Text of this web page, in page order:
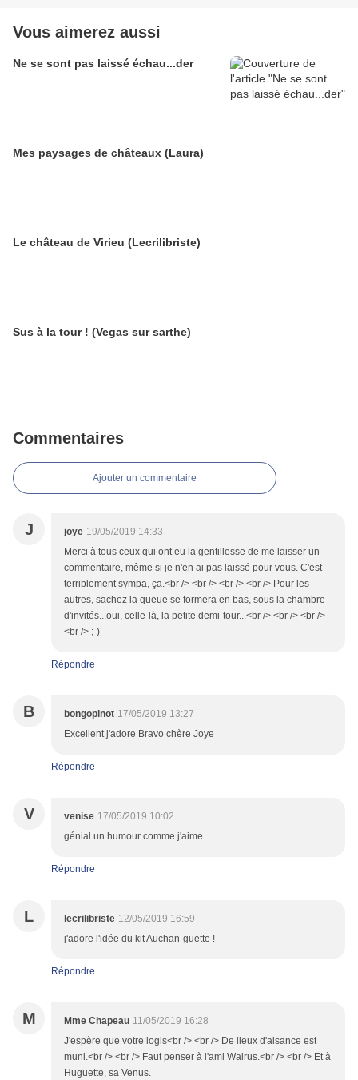
Vous aimerez aussi
Ne se sont pas laissé échau...der
Mes paysages de châteaux (Laura)
Le château de Virieu (Lecrilibriste)
Sus à la tour ! (Vegas sur sarthe)
Commentaires
Ajouter un commentaire
J joye 19/05/2019 14:33
Merci à tous ceux qui ont eu la gentillesse de me laisser un
commentaire, même si je n'en ai pas laissé pour vous. C'est
terriblement sympa, ça.<br /> <br /> <br /> <br /> Pour les
autres, sachez la queue se formera en bas, sous la chambre
d'invités...oui, celle-là, la petite demi-tour...<br /> <br /> <br />
<br /> ;-)
Répondre
B bongopinot 17/05/2019 13:27
Excellent j'adore Bravo chère Joye
Répondre
V venise 17/05/2019 10:02
génial un humour comme j'aime
Répondre
L lecrilibriste 12/05/2019 16:59
j'adore l'idée du kit Auchan-guette !
Répondre
M Mme Chapeau 11/05/2019 16:28
J'espère que votre logis<br /> <br /> De lieux d'aisance est
muni.<br /> <br /> Faut penser à l'ami Walrus.<br /> <br /> Et à
Huguette, sa Venus.